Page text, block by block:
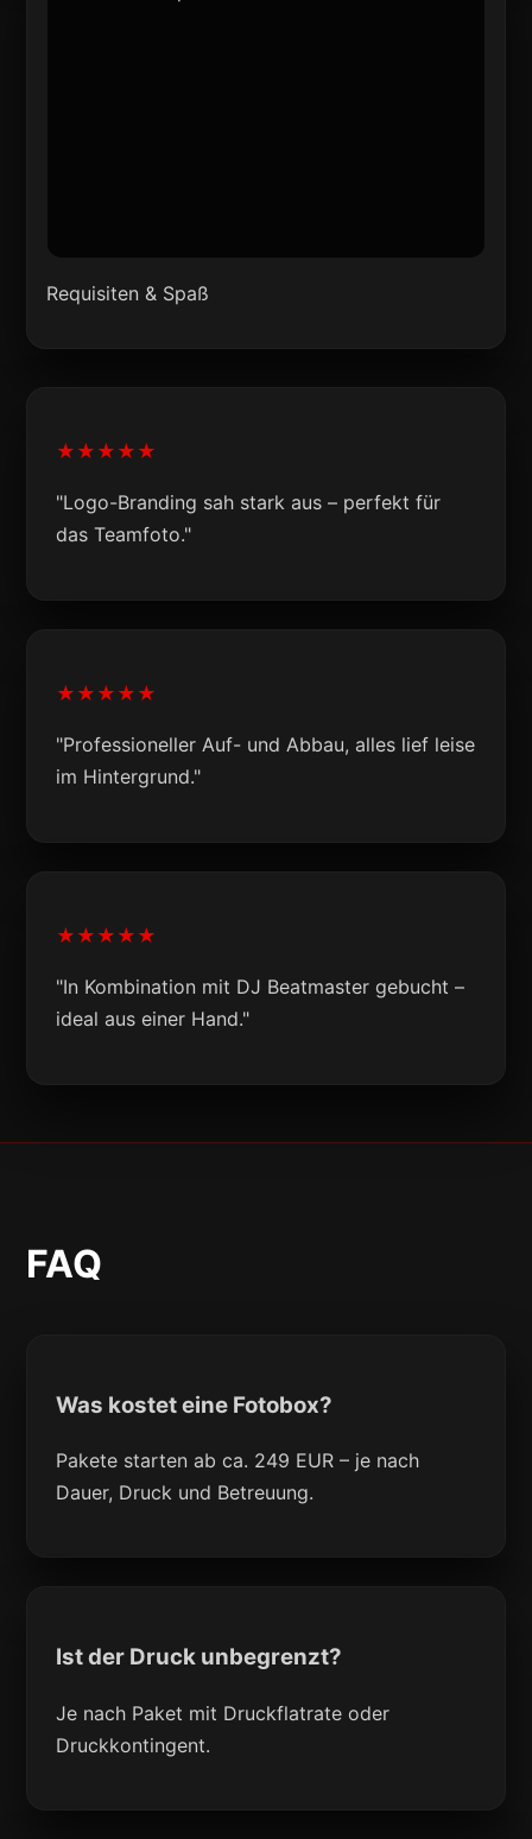
Requisiten & Spaß
★★★★★
"Logo-Branding sah stark aus – perfekt für
das Teamfoto."
★★★★★
"Professioneller Auf- und Abbau, alles lief leise
im Hintergrund."
★★★★★
"In Kombination mit DJ Beatmaster gebucht –
ideal aus einer Hand."
FAQ
Was kostet eine Fotobox?
Pakete starten ab ca. 249 EUR – je nach
Dauer, Druck und Betreuung.
Ist der Druck unbegrenzt?
Je nach Paket mit Druckflatrate oder
Druckkontingent.